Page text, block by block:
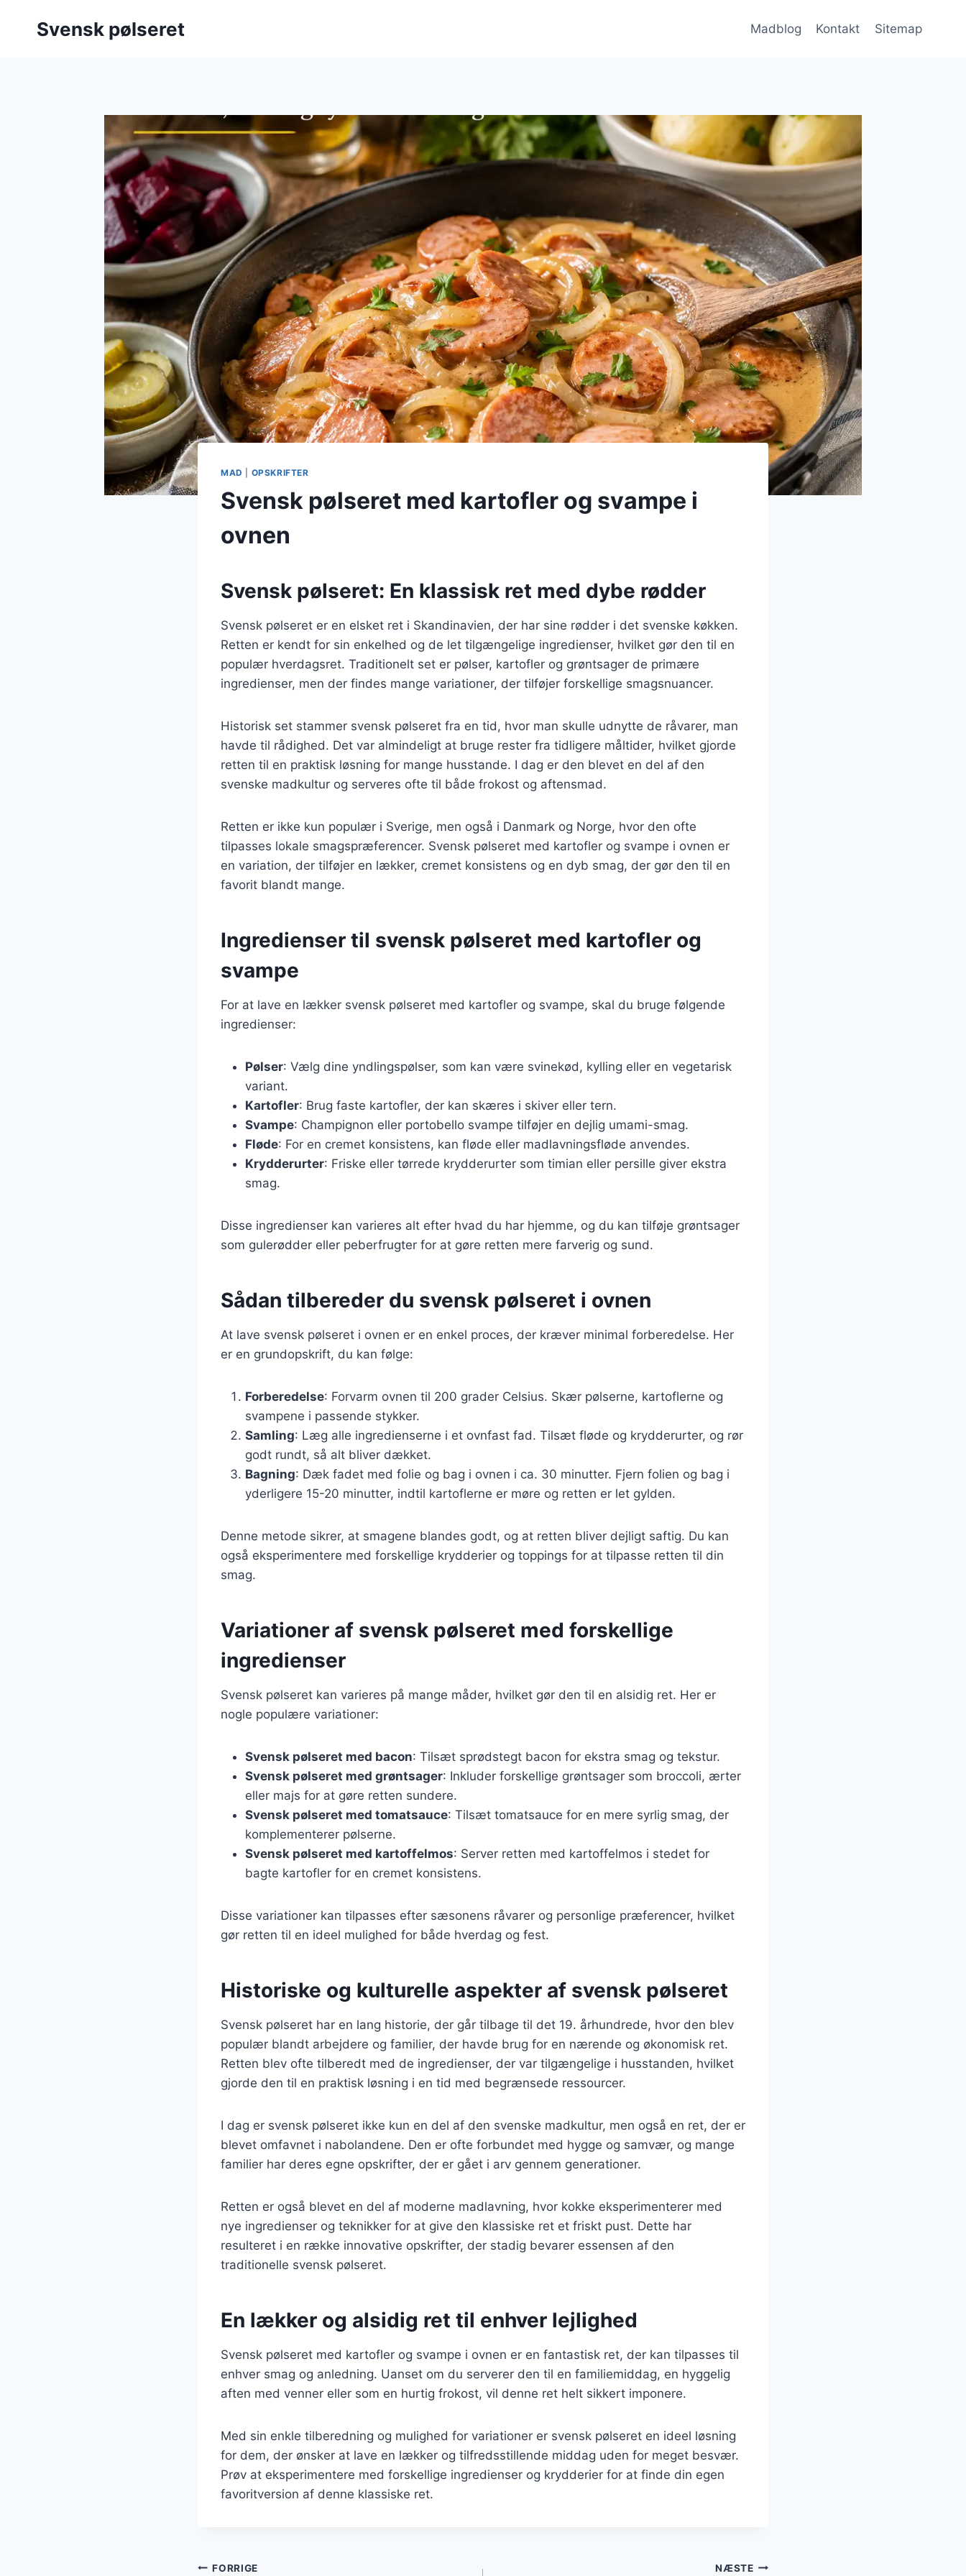
Svensk pølseret Madblog Kontakt Sitemap
MAD OPSKRIFTER
Svensk pølseret med kartofler og svampe i
ovnen
Svensk pølseret: En klassisk ret med dybe rødder
Svensk pølseret er en elsket ret i Skandinavien, der har sine rødder i det svenske køkken.
Retten er kendt for sin enkelhed og de let tilgængelige ingredienser, hvilket gør den til en
populær hverdagsret. Traditionelt set er pølser, kartofler og grøntsager de primære
ingredienser, men der findes mange variationer, der tilføjer forskellige smagsnuancer.
Historisk set stammer svensk pølseret fra en tid, hvor man skulle udnytte de råvarer, man
havde til rådighed. Det var almindeligt at bruge rester fra tidligere måltider, hvilket gjorde
retten til en praktisk løsning for mange husstande. I dag er den blevet en del af den
svenske madkultur og serveres ofte til både frokost og aftensmad.
Retten er ikke kun populær i Sverige, men også i Danmark og Norge, hvor den ofte
tilpasses lokale smagspræferencer. Svensk pølseret med kartofler og svampe i ovnen er
en variation, der tilføjer en lækker, cremet konsistens og en dyb smag, der gør den til en
favorit blandt mange.
Ingredienser til svensk pølseret med kartofler og
svampe
For at lave en lækker svensk pølseret med kartofler og svampe, skal du bruge følgende
ingredienser:
Pølser: Vælg dine yndlingspølser, som kan være svinekød, kylling eller en vegetarisk
variant.
Kartofler: Brug faste kartofler, der kan skæres i skiver eller tern.
Svampe: Champignon eller portobello svampe tilføjer en dejlig umami-smag.
Fløde: For en cremet konsistens, kan fløde eller madlavningsfløde anvendes.
Krydderurter: Friske eller tørrede krydderurter som timian eller persille giver ekstra
smag.
Disse ingredienser kan varieres alt efter hvad du har hjemme, og du kan tilføje grøntsager
som gulerødder eller peberfrugter for at gøre retten mere farverig og sund.
Sådan tilbereder du svensk pølseret i ovnen
At lave svensk pølseret i ovnen er en enkel proces, der kræver minimal forberedelse. Her
er en grundopskrift, du kan følge:
Forberedelse: Forvarm ovnen til 200 grader Celsius. Skær pølserne, kartoflerne og
svampene i passende stykker.
Samling: Læg alle ingredienserne i et ovnfast fad. Tilsæt fløde og krydderurter, og rør
godt rundt, så alt bliver dækket.
Bagning: Dæk fadet med folie og bag i ovnen i ca. 30 minutter. Fjern folien og bag i
yderligere 15-20 minutter, indtil kartoflerne er møre og retten er let gylden.
Denne metode sikrer, at smagene blandes godt, og at retten bliver dejligt saftig. Du kan
også eksperimentere med forskellige krydderier og toppings for at tilpasse retten til din
smag.
Variationer af svensk pølseret med forskellige
ingredienser
Svensk pølseret kan varieres på mange måder, hvilket gør den til en alsidig ret. Her er
nogle populære variationer:
Svensk pølseret med bacon: Tilsæt sprødstegt bacon for ekstra smag og tekstur.
Svensk pølseret med grøntsager: Inkluder forskellige grøntsager som broccoli, ærter
eller majs for at gøre retten sundere.
Svensk pølseret med tomatsauce: Tilsæt tomatsauce for en mere syrlig smag, der
komplementerer pølserne.
Svensk pølseret med kartoffelmos: Server retten med kartoffelmos i stedet for
bagte kartofler for en cremet konsistens.
Disse variationer kan tilpasses efter sæsonens råvarer og personlige præferencer, hvilket
gør retten til en ideel mulighed for både hverdag og fest.
Historiske og kulturelle aspekter af svensk pølseret
Svensk pølseret har en lang historie, der går tilbage til det 19. århundrede, hvor den blev
populær blandt arbejdere og familier, der havde brug for en nærende og økonomisk ret.
Retten blev ofte tilberedt med de ingredienser, der var tilgængelige i husstanden, hvilket
gjorde den til en praktisk løsning i en tid med begrænsede ressourcer.
I dag er svensk pølseret ikke kun en del af den svenske madkultur, men også en ret, der er
blevet omfavnet i nabolandene. Den er ofte forbundet med hygge og samvær, og mange
familier har deres egne opskrifter, der er gået i arv gennem generationer.
Retten er også blevet en del af moderne madlavning, hvor kokke eksperimenterer med
nye ingredienser og teknikker for at give den klassiske ret et friskt pust. Dette har
resulteret i en række innovative opskrifter, der stadig bevarer essensen af den
traditionelle svensk pølseret.
En lækker og alsidig ret til enhver lejlighed
Svensk pølseret med kartofler og svampe i ovnen er en fantastisk ret, der kan tilpasses til
enhver smag og anledning. Uanset om du serverer den til en familiemiddag, en hyggelig
aften med venner eller som en hurtig frokost, vil denne ret helt sikkert imponere.
Med sin enkle tilberedning og mulighed for variationer er svensk pølseret en ideel løsning
for dem, der ønsker at lave en lækker og tilfredsstillende middag uden for meget besvær.
Prøv at eksperimentere med forskellige ingredienser og krydderier for at finde din egen
favoritversion af denne klassiske ret.
FORRIGE NÆSTE